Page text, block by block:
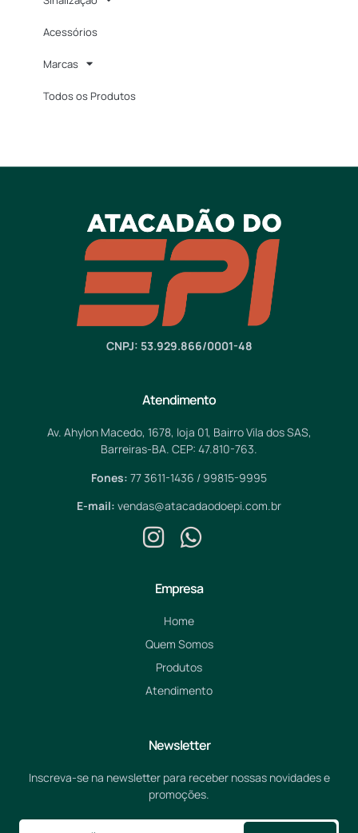
Acessórios
Marcas
Todos os Produtos
CNPJ: 53.929.866/0001-48
Atendimento
Av. Ahylon Macedo, 1678, loja 01, Bairro Vila dos SAS,
Barreiras-BA. CEP: 47.810-763.
Fones: 77 3611-1436 / 99815-9995
E-mail: vendas@atacadaodoepi.com.br
Empresa
Home
Quem Somos
Produtos
Atendimento
Newsletter
Inscreva-se na newsletter para receber nossas novidades e
promoções.